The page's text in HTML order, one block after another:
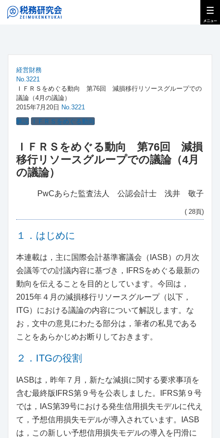
経営財務
No.3221
ＩＦＲＳをめぐる動向 第76回 減損移行リソースグループでの
議論（4月の議論）
2015年7月20日 No.3221
解説
ＩＦＲＳをめぐる動向
ＩＦＲＳをめぐる動向 第76回 減損
移行リソースグループでの議論（4月
の議論）
PwCあらた監査法人 公認会計士 浅井 敬子
( 28頁)
１．はじめに
本連載は，主に国際会計基準審議会（IASB）の月次
会議等での討議内容に基づき，IFRSをめぐる最新の
動向を伝えることを目的としています。今回は，
2015年４月の減損移行リソースグループ（以下，
ITG）における議論の内容について解説します。な
お，文中の意見にわたる部分は，筆者の私見である
ことをあらかじめお断りしておきます。
２．ITGの役割
IASBは，昨年７月，新たな減損に関する要求事項を
含む最終版IFRS第９号を公表しました。IFRS第９号
では，IAS第39号における発生信用損失モデルに代え
て，予想信用損失モデルが導入されています。IASB
は，この新しい予想信用損失モデルの導入を円滑に